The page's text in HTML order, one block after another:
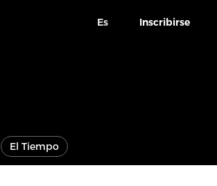
Es Inscribirse
El Tiempo